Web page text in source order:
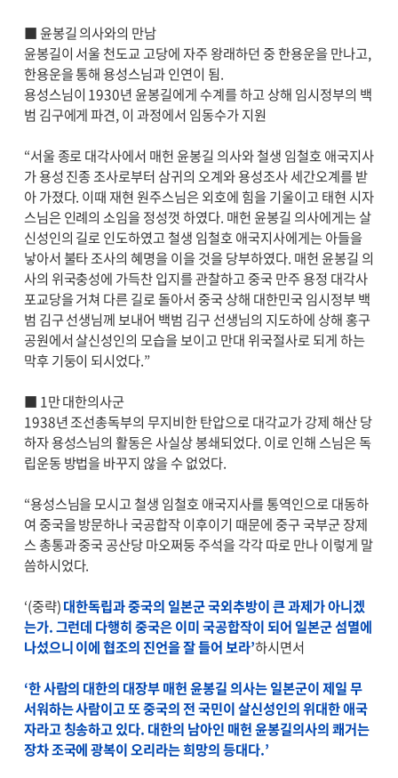
■ 윤봉길 의사와의 만남
윤봉길이 서울 천도교 고당에 자주 왕래하던 중 한용운을 만나고,
한용운을 통해 용성스님과 인연이 됨.
용성스님이 1930년 윤봉길에게 수계를 하고 상해 임시정부의 백
범 김구에게 파견, 이 과정에서 임동수가 지원
“서울 종로 대각사에서 매헌 윤봉길 의사와 철생 임철호 애국지사
가 용성 진종 조사로부터 삼귀의 오계와 용성조사 세간오계를 받
아 가졌다. 이때 재현 원주스님은 외호에 힘을 기울이고 태현 시자
스님은 인례의 소임을 정성껏 하였다. 매헌 윤봉길 의사에게는 살
신성인의 길로 인도하였고 철생 임철호 애국지사에게는 아들을
낳아서 불타 조사의 혜명을 이을 것을 당부하였다. 매헌 윤봉길 의
사의 위국충성에 가득찬 입지를 관찰하고 중국 만주 용정 대각사
포교당을 거쳐 다른 길로 돌아서 중국 상해 대한민국 임시정부 백
범 김구 선생님께 보내어 백범 김구 선생님의 지도하에 상해 홍구
공원에서 살신성인의 모습을 보이고 만대 위국절사로 되게 하는
막후 기둥이 되시었다.”
■ 1만 대한의사군
1938년 조선총독부의 무지비한 탄압으로 대각교가 강제 해산 당
하자 용성스님의 활동은 사실상 봉쇄되었다. 이로 인해 스님은 독
립운동 방법을 바꾸지 않을 수 없었다.
“용성스님을 모시고 철생 임철호 애국지사를 통역인으로 대동하
여 중국을 방문하나 국공합작 이후이기 때문에 중구 국부군 장제
스 총통과 중국 공산당 마오쩌둥 주석을 각각 따로 만나 이렇게 말
씀하시었다.
‘(중략)대한독립과 중국의 일본군 국외추방이 큰 과제가 아니겠
는가. 그런데 다행히 중국은 이미 국공합작이 되어 일본군 섬멸에
나섰으니 이에 협조의 진언을 잘 들어 보라’하시면서
‘한 사람의 대한의 대장부 매헌 윤봉길 의사는 일본군이 제일 무
서워하는 사람이고 또 중국의 전 국민이 살신성인의 위대한 애국
자라고 칭송하고 있다. 대한의 남아인 매헌 윤봉길의사의 쾌거는
장차 조국에 광복이 오리라는 희망의 등대다.’